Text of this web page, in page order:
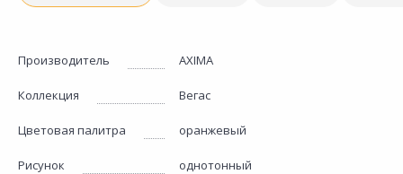
Производитель AXIMA
Коллекция Вегас
Цветовая палитра оранжевый
Рисунок однотонный